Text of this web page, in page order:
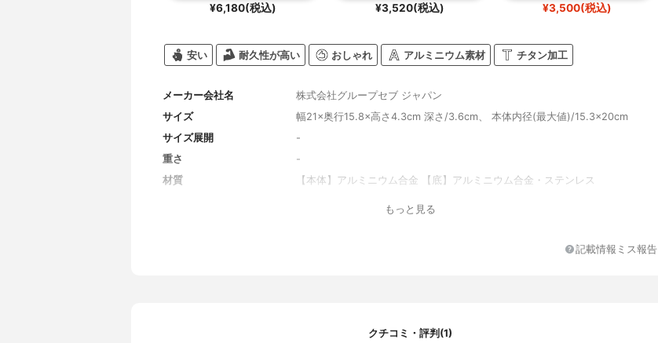
¥6,180(税込) ¥3,520(税込) ¥3,500(税込)
安い 耐久性が高い おしゃれ アルミニウム素材 チタン加工
メーカー会社名
株式会社グループセブ ジャパン
サイズ
幅21×奥行15.8×高さ4.3cm 深さ/3.6cm、 本体内径(最大値)/15.3×20cm
サイズ展開
-
重さ
-
材質
【本体】アルミニウム合金 【底】アルミニウム合金・ステンレス
もっと見る
記載情報ミス報告
クチコミ・評判(1)